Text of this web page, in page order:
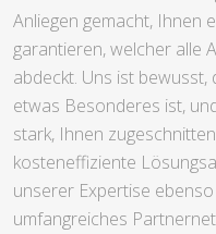
Anliegen gemacht, Ihnen
garantieren, welcher alle
abdeckt. Uns ist
etwas Besonderes ist,
stark, Ihnen
kosteneffiziente
unserer Expertise
umfangreiches